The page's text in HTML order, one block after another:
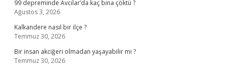
99 depreminde Avcılar’da kaç bina çöktü ?
Ağustos 3, 2026
Kalkandere nasıl bir ilçe ?
Temmuz 30, 2026
Bir insan akciğeri olmadan yaşayabilir mi ?
Temmuz 30, 2026